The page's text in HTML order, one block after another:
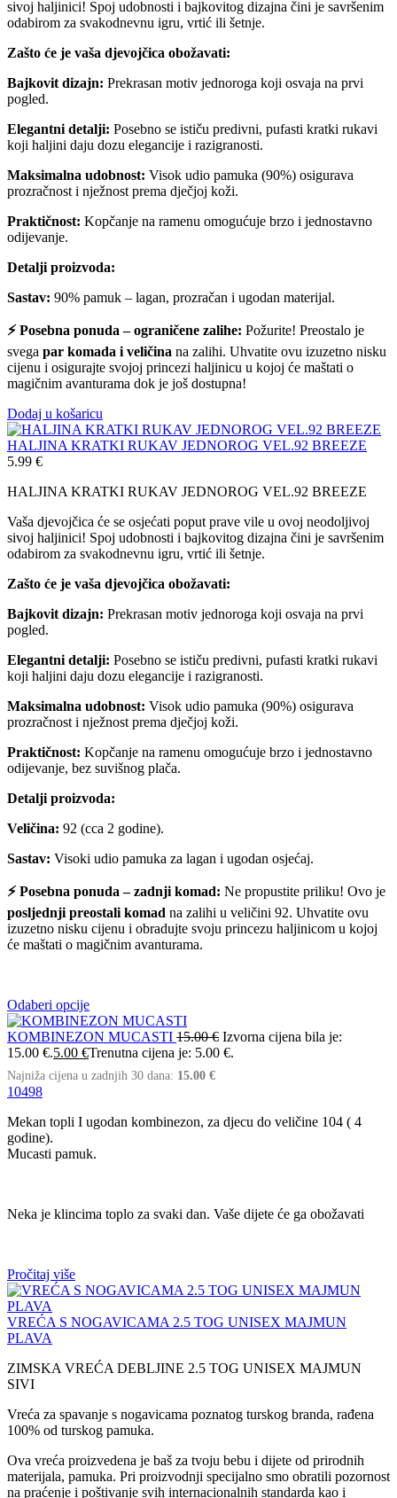
sivoj haljinici! Spoj udobnosti i bajkovitog dizajna čini je savršenim
odabirom za svakodnevnu igru, vrtić ili šetnje.
Zašto će je vaša djevojčica obožavati:
Bajkovit dizajn: Prekrasan motiv jednoroga koji osvaja na prvi
pogled.
Elegantni detalji: Posebno se ističu predivni, pufasti kratki rukavi
koji haljini daju dozu elegancije i razigranosti.
Maksimalna udobnost: Visok udio pamuka (90%) osigurava
prozračnost i nježnost prema dječjoj koži.
Praktičnost: Kopčanje na ramenu omogućuje brzo i jednostavno
odijevanje.
Detalji proizvoda:
Sastav: 90% pamuk – lagan, prozračan i ugodan materijal.
⚡ Posebna ponuda – ograničene zalihe: Požurite! Preostalo je
svega par komada i veličina na zalihi. Uhvatite ovu izuzetno nisku
cijenu i osigurajte svojoj princezi haljinicu u kojoj će maštati o
magičnim avanturama dok je još dostupna!
Dodaj u košaricu
HALJINA KRATKI RUKAV JEDNOROG VEL.92 BREEZE
5.99 €
HALJINA KRATKI RUKAV JEDNOROG VEL.92 BREEZE
Vaša djevojčica će se osjećati poput prave vile u ovoj neodoljivoj
sivoj haljinici! Spoj udobnosti i bajkovitog dizajna čini je savršenim
odabirom za svakodnevnu igru, vrtić ili šetnje.
Zašto će je vaša djevojčica obožavati:
Bajkovit dizajn: Prekrasan motiv jednoroga koji osvaja na prvi
pogled.
Elegantni detalji: Posebno se ističu predivni, pufasti kratki rukavi
koji haljini daju dozu elegancije i razigranosti.
Maksimalna udobnost: Visok udio pamuka (90%) osigurava
prozračnost i nježnost prema dječjoj koži.
Praktičnost: Kopčanje na ramenu omogućuje brzo i jednostavno
odijevanje, bez suvišnog plača.
Detalji proizvoda:
Veličina: 92 (cca 2 godine).
Sastav: Visoki udio pamuka za lagan i ugodan osjećaj.
⚡ Posebna ponuda – zadnji komad: Ne propustite priliku! Ovo je
posljednji preostali komad na zalihi u veličini 92. Uhvatite ovu
izuzetno nisku cijenu i obradujte svoju princezu haljinicom u kojoj
će maštati o magičnim avanturama.
Odaberi opcije
KOMBINEZON MUCASTI 15.00€ Izvorna cijena bila je:
15.00 €.5.00 €Trenutna cijena je: 5.00 €.
Najniža cijena u zadnjih 30 dana: 15.00 €
10498
Mekan topli I ugodan kombinezon, za djecu do veličine 104 ( 4
godine).
Mucasti pamuk.
Neka je klincima toplo za svaki dan. Vaše dijete će ga obožavati
Pročitaj više
VREĆA S NOGAVICAMA 2.5 TOG UNISEX MAJMUN
PLAVA
ZIMSKA VREĆA DEBLJINE 2.5 TOG UNISEX MAJMUN
SIVI
Vreća za spavanje s nogavicama poznatog turskog branda, rađena
100% od turskog pamuka.
Ova vreća proizvedena je baš za tvoju bebu i dijete od prirodnih
materijala, pamuka. Pri proizvodnji specijalno smo obratili pozornost
na praćenje i poštivanje svih internacionalnih standarda kao i